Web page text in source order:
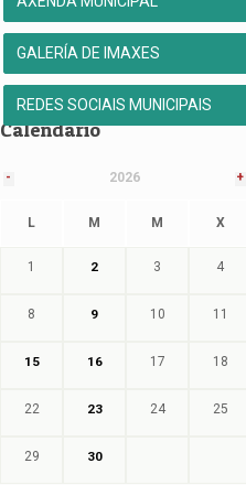
GALERÍA DE IMAXES
REDES SOCIAIS MUNICIPAIS
Calendario
- 2026 +
L M M X
1 2 3 4
8 9 10 11
15 16 17 18
22 23 24 25
29 30